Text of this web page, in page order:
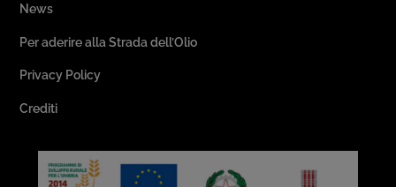
News
Per aderire alla Strada dell’Olio
Privacy Policy
Crediti